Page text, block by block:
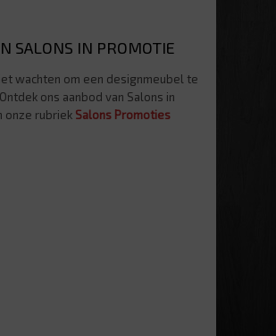
SALONS IN PROMOTIE
wachten om een designmeubel te
ons aanbod van Salons in
onze rubriek Salons Promoties